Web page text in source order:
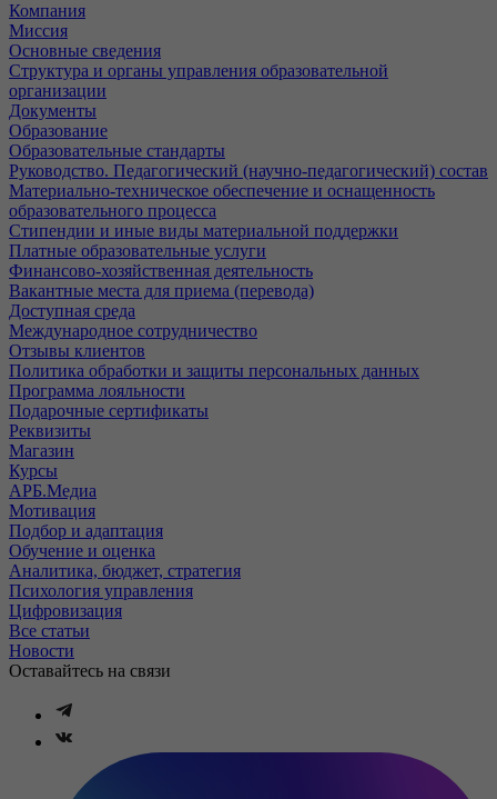
Компания
Миссия
Основные сведения
Структура и органы управления образовательной
организации
Документы
Образование
Образовательные стандарты
Руководство. Педагогический (научно-педагогический) состав
Материально-техническое обеспечение и оснащенность
образовательного процесса
Стипендии и иные виды материальной поддержки
Платные образовательные услуги
Финансово-хозяйственная деятельность
Вакантные места для приема (перевода)
Доступная среда
Международное сотрудничество
Отзывы клиентов
Политика обработки и защиты персональных данных
Программа лояльности
Подарочные сертификаты
Реквизиты
Магазин
Курсы
АРБ.Медиа
Мотивация
Подбор и адаптация
Обучение и оценка
Аналитика, бюджет, стратегия
Психология управления
Цифровизация
Все статьи
Новости
Оставайтесь на связи